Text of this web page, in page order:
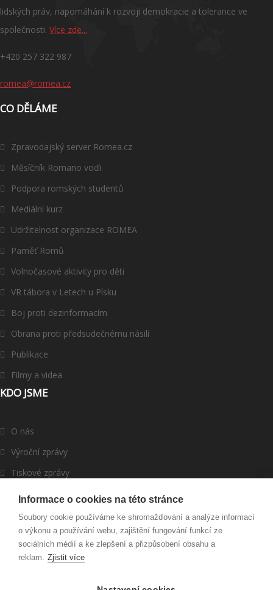
lidských práv, napomáhání k rozvoji demokracie a tolerance ve
společnosti. Více zde...
+420 257 322 987
romea@romea.cz
CO DĚLÁME
Zpravodajský server Romea.cz
Měsíčník Romano voďi
Podpora romských studentů
Mediální kurz
Udržitelnost organizace ROMEA
Paměť Romů
Volnočasové aktivity pro děti
VR tábora v Letech u Písku
Boj proti dezinformacím
Obrana proti předsudečnému násilí
Publikace
Filmy a videa
KDO JSME
O nás
Výroční zprávy
Tiskové zprávy
ROMEA v médiích
Dárci a partneři
Darujte
Informace o cookies na této stránce
Soubory cookie používáme ke shromažďování a analýze informací
o výkonu a používání webu, zajištění fungování funkcí ze
sociálních médií a ke zlepšení a přizpůsobení obsahu a
reklam. Zjistit více